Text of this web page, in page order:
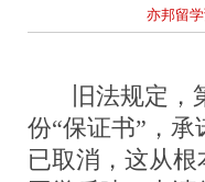
亦邦留
旧法规定，第
份“保证书”，
已取消，这从